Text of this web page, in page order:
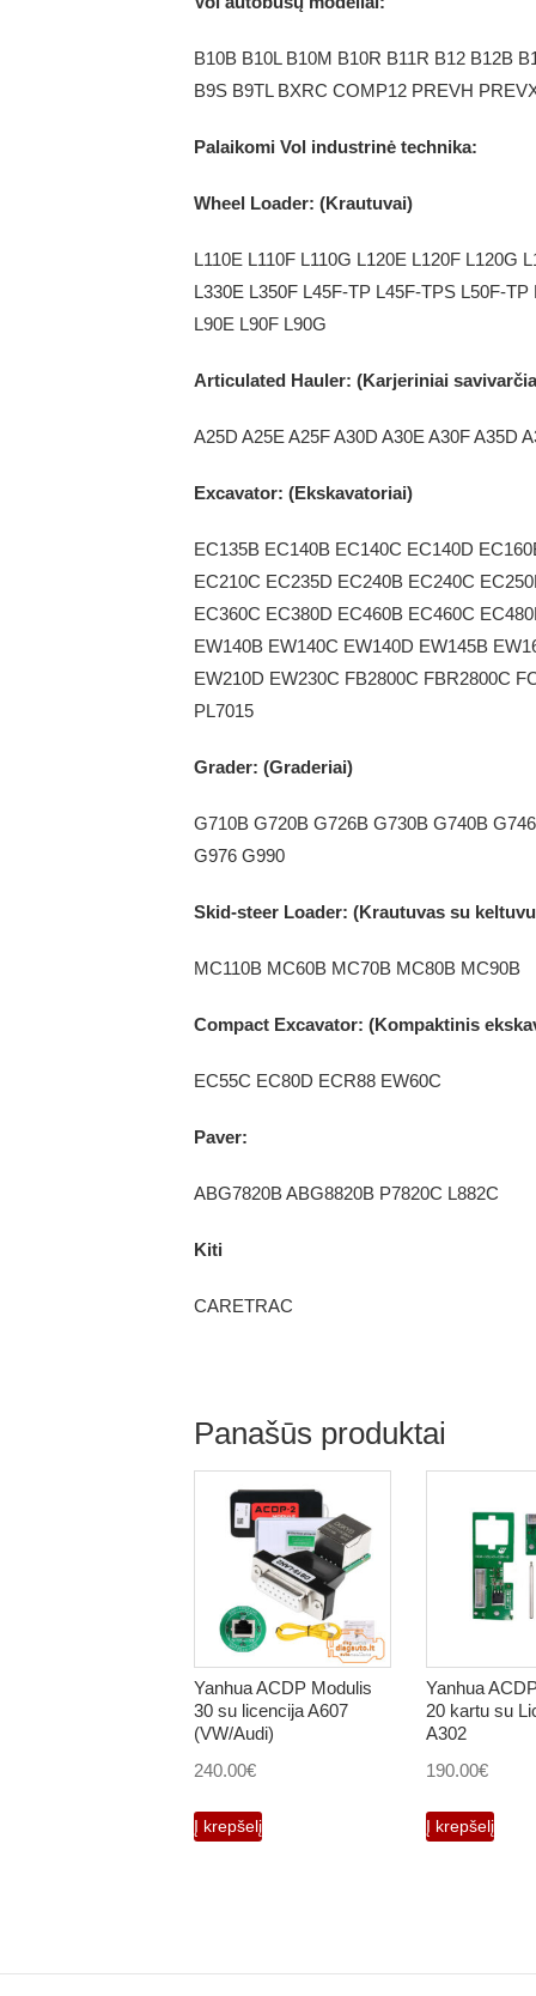
B10B B10L B10M B10R B11R B12 B12B
B9S B9TL BXRC COMP12 PREVH
Palaikomi Vol industrinė technika:
Wheel Loader: (Krautuvai)
L110E L110F L110G L120E L120F L120G
L330E L350F L45F-TP L45F-TPS L50F-
L90E L90F L90G
Articulated Hauler: (Karjeriniai
A25D A25E A25F A30D A30E A30F A35D
Excavator: (Ekskavatoriai)
EC135B EC140B EC140C EC140D
EC210C EC235D EC240B EC240C
EC360C EC380D EC460B EC460C
EW140B EW140C EW140D EW145B
EW210D EW230C FB2800C FBR2800C
PL7015
Grader: (Graderiai)
G710B G720B G726B G730B G740B
G976 G990
Skid-steer Loader: (Krautuvas su
MC110B MC60B MC70B MC80B MC90B
Compact Excavator: (Kompaktinis
EC55C EC80D ECR88 EW60C
Paver:
ABG7820B ABG8820B P7820C L882C
Kiti
CARETRAC
Panašūs produktai
Yanhua ACDP Modulis
30 su licencija A607
(VW/Audi)
240.00€
Į krepšelį
Yanhua
20 kartu su
A302
190.00€
Į krepšelį